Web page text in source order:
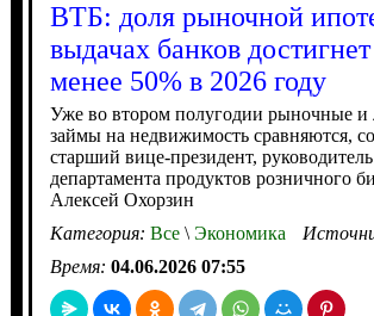
ВТБ: доля рыночной
выдачах банков
менее 50% в 2026 году
Уже во втором полугодии рыночные и
займы на недвижимость сравняются,
старший вице-президент, руководитель
департамента продуктов розничного
Алексей Охорзин
Категория: Все\Экономика
Время: 04.06.2026 07:55